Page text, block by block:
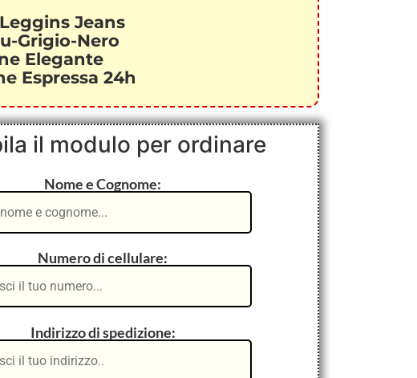
Jeans
Grigio-Nero
Elegante
Espressa 24h
il modulo per ordinare
Nome e Cognome:
Numero di cellulare:
Indirizzo di spedizione: